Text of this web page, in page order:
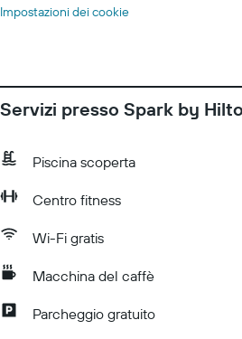
Impostazioni dei cookie
Servizi presso Spark by
Piscina scoperta
Centro fitness
Wi-Fi gratis
Macchina del caffè
Parcheggio gratuito